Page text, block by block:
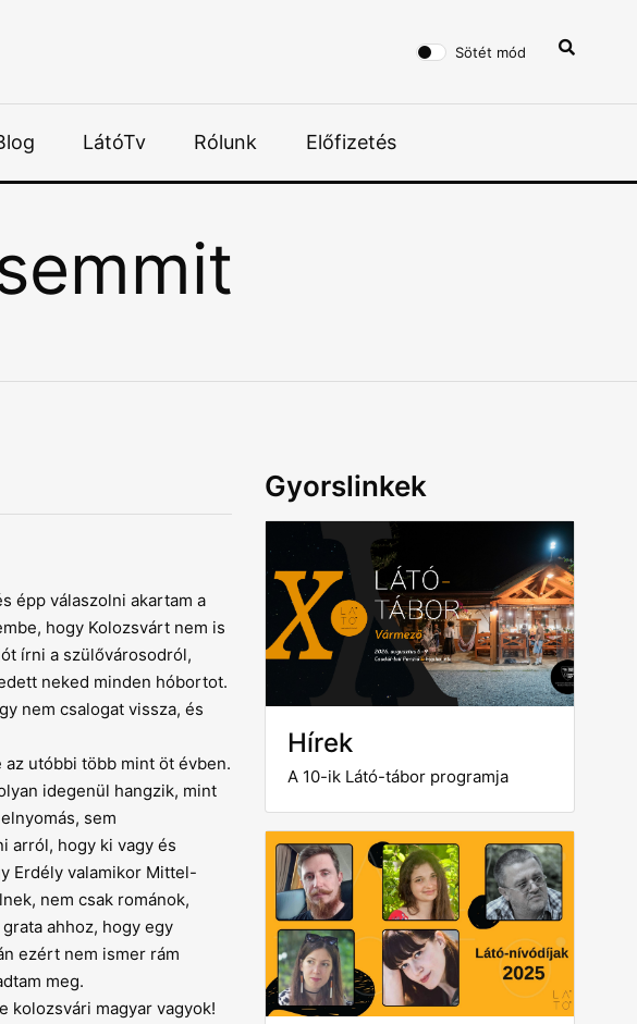
Sötét mód
LátóTv Rólunk Előfizetés
épp válaszolni akartam a
hogy Kolozsvárt nem is
írni a szülővárosodról,
neked minden hóbortot.
nem csalogat vissza, és
az utóbbi több mint öt évben.
idegenül hangzik, mint
sem
arról, hogy ki vagy és
Erdély valamikor Mittel-
nem csak románok,
ahhoz, hogy egy
ezért nem ismer rám
meg.
kolozsvári magyar vagyok!
Gyorslinkek
Hírek
A 10-ik Látó-tábor programja